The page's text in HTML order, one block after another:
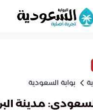
بوابة السعودية
مدينة